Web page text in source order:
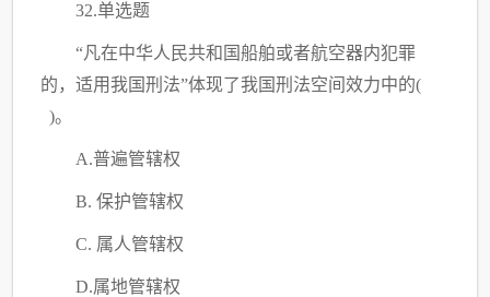
32.单选题
“凡在中华人民共和国船舶或者航空器内犯罪
的，适用我国刑法”体现了我国刑法空间效力中的(
)。
A.普遍管辖权
B. 保护管辖权
C. 属人管辖权
D.属地管辖权